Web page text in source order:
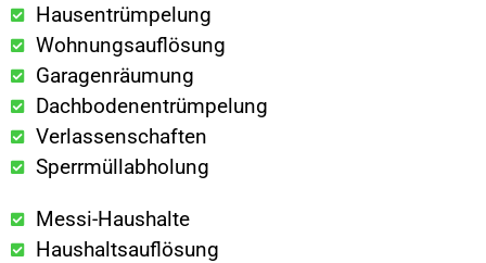
Hausentrümpelung
Wohnungsauflösung
Garagenräumung
Dachbodenentrümpelung
Verlassenschaften
Sperrmüllabholung
Messi-Haushalte
Haushaltsauflösung